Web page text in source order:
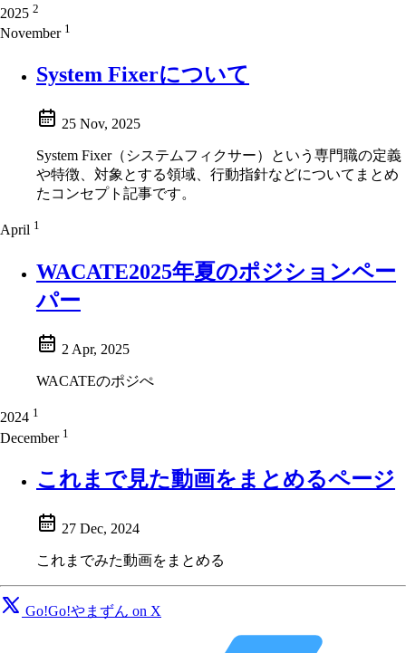
2025 2
November 1
System Fixerについて
25 Nov, 2025
System Fixer（システムフィクサー）という専門職の定義
や特徴、対象とする領域、行動指針などについてまとめ
たコンセプト記事です。
April 1
WACATE2025年夏のポジションペー
パー
2 Apr, 2025
WACATEのポジぺ
2024 1
December 1
これまで見た動画をまとめるページ
27 Dec, 2024
これまでみた動画をまとめる
Go!Go!やまずん on X